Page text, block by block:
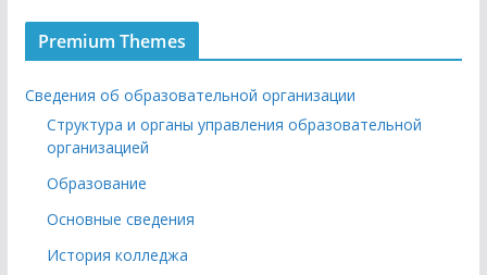
Premium Themes
Сведения об образовательной организации
Структура и органы управления образовательной
организацией
Образование
Основные сведения
История колледжа